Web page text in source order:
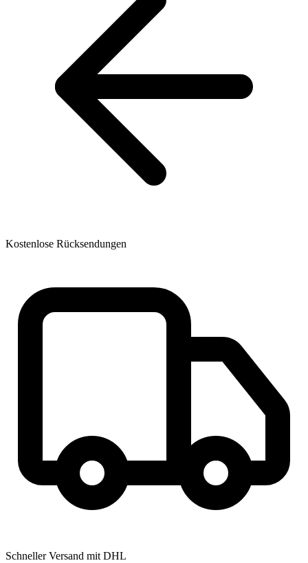
Kostenlose Rücksendungen
Schneller Versand mit DHL